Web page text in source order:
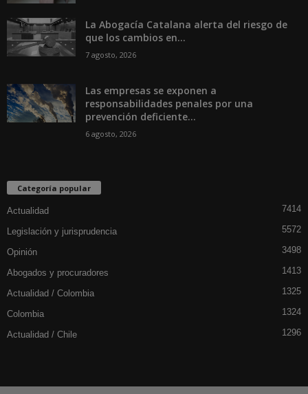
La Abogacía Catalana alerta del riesgo de
que los cambios en...
7 agosto, 2026
Las empresas se exponen a
responsabilidades penales por una
prevención deficiente...
6 agosto, 2026
Categoría popular
Actualidad 7414
Legislación y jurisprudencia 5572
Opinión 3498
Abogados y procuradores 1413
Actualidad / Colombia 1325
Colombia 1324
Actualidad / Chile 1296